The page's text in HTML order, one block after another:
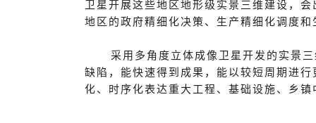
卫星开展这些地区地形级实景三维建设，
地区的政府精细化决策、生产精细化调度
采用多角度立体成像卫星开发的实景
缺陷，能快速得到成果，能以较短周期进
化、时序化表达重大工程、基础设施、乡镇